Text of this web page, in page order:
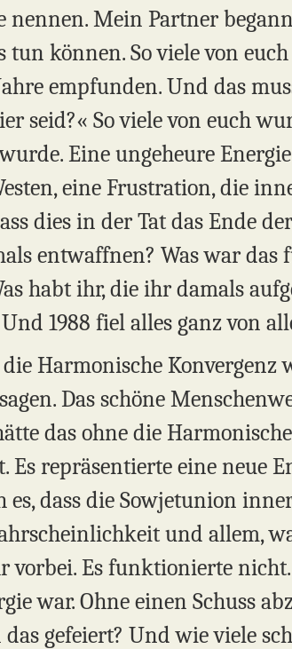
nennen. Mein Partner
tun können. So viele von
empfunden. Und das
seid?« So viele von euch
Eine ungeheure
eine Frustration, die
dies in der Tat das Ende
entwaffnen? Was war das
habt ihr, die ihr damals
1988 fiel alles ganz von
Harmonische Konvergenz
Das schöne
das ohne die
Es repräsentierte eine neue
es, dass die Sowjetunion
und allem,
vorbei. Es funktionierte
war. Ohne einen Schuss
gefeiert? Und wie viele